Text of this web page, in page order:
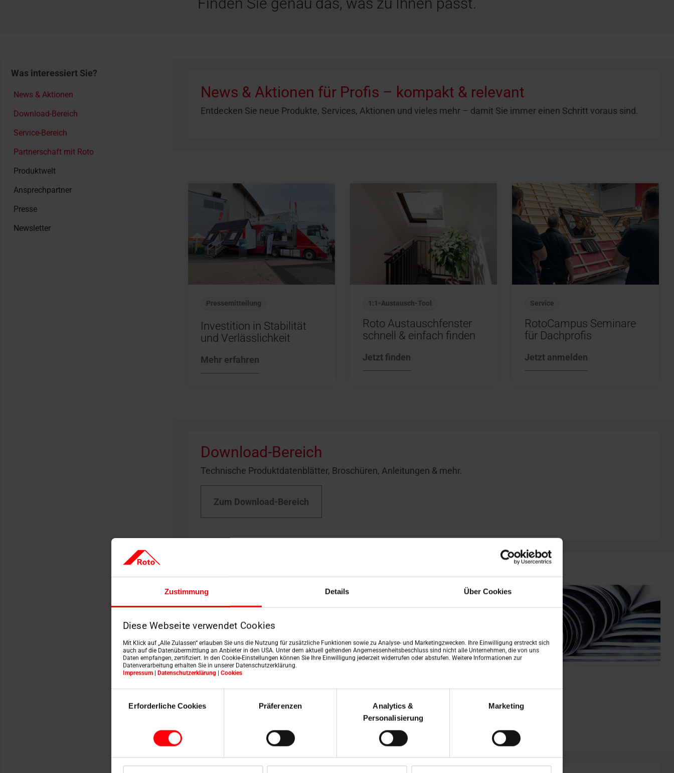
Zustimmung Details Über Cookies
Diese Webseite verwendet Cookies
Mit Klick auf „Alle Zulassen“ erlauben Sie uns die Nutzung für zusätzliche Funktionen sowie zu Analyse- und Marketingzwecken. Ihre Einwilligung erstreckt sich
auch auf die Datenübermittlung an Anbieter in den USA. Unter dem aktuell geltenden Angemessenheitsbeschluss sind nicht alle Unternehmen, die von uns
Daten empfangen, zertifiziert. In den Cookie-Einstellungen können Sie Ihre Einwilligung jederzeit widerrufen oder abstufen. Weitere Informationen zur
Datenverarbeitung erhalten Sie in unserer Datenschutzerklärung.
Impressum| Datenschutzerklärung| Cookies
Erforderliche Cookies
Präferenzen
Analytics &
Personalisierung
Marketing
Was interessiert Sie?
News & Aktionen
Download-Bereich
Service-Bereich
Partnerschaft mit Roto
Produktwelt
Ansprechpartner
Presse
Newsletter
News & Aktionen für Profis – kompakt & relevant
Entdecken Sie neue Produkte, Services, Aktionen und vieles mehr – damit Sie immer einen Schritt voraus sind.
Pressemitteilung
Investition in Stabilität
und Verlässlichkeit
Mehr erfahren
1:1-Austausch-Tool
Roto Austauschfenster
schnell & einfach finden
Jetzt finden
Service
RotoCampus Seminare
für Dachprofis
Jetzt anmelden
Download-Bereich
Technische Produktdatenblätter, Broschüren, Anleitungen & mehr.
Zum Download-Bereich